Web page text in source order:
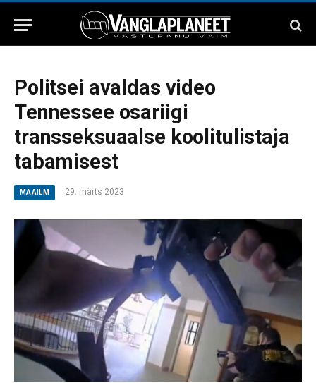
Politsei avaldas video
Tennessee osariigi
transseksuaalse koolitulistaja
tabamisest
MAAILM 29. märts 2023